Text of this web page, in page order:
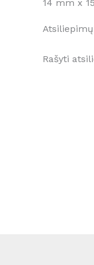
14 mm x
Rašyti